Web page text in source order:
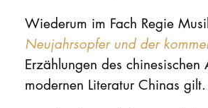
Wiederum im Fach Regie
Neujahrsopfer und der
Erzählungen des
modernen Literatur Chinas gilt.